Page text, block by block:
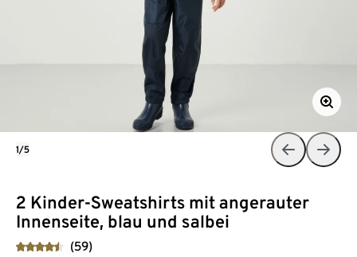
2 Kinder-Sweatshirts mit angerauter
Innenseite, blau und salbei
(59)
1/5